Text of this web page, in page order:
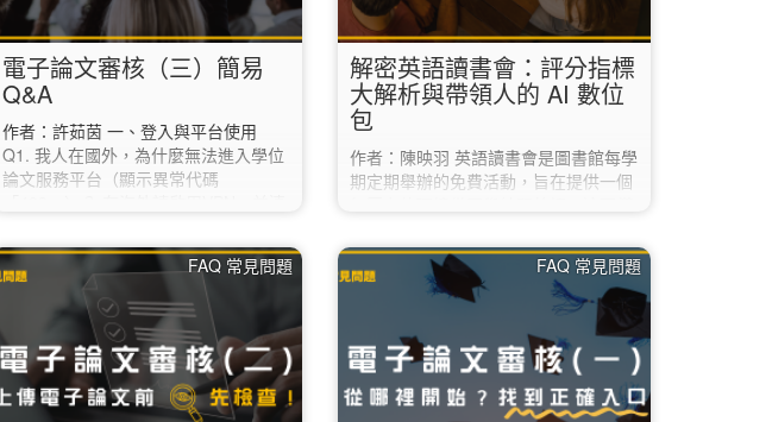
電子論文審核（三）簡易
Q&A
作者：許茹茵 一、登入與平台使用
Q1. 我人在國外，為什麼無法進入學位
論文服務平台（顯示異常代碼
台上傳論文。 Q2. 我已經進入學位論
文服務平台，但一直無法登入，怎麼
辦？ 登入時請輸入「校務行政資訊入口
網」的帳號密碼，請勿填寫圖書館讀者
專區的帳密。 如果使用校務行政資訊入
口網的帳密還是無法登入的話，請聯絡
本校資訊中心（02-7749-3737；
helpdesk@ntnu.edu.tw）。 Q3.…
解密英語讀書會：評分指標
大解析與帶領人的 AI 數位
包
作者：陳映羽 英語讀書會是圖書館每學
期定期舉辦的免費活動，旨在提供一個
人創意與團隊協作的動態舞臺。 對於第
一次接觸英語讀書會或是初次擔任帶領
人（Leader）的同學來說，除了準備教
材，該如何精準掌握活動的「核心評分
標準」？在 AI 持續進化的 2026 年，
又有哪些新工具能幫你從繁瑣的資料中
解脫，讓讀書會事半功倍？ 1. 掌握關
FAQ 常見問題 FAQ 常見問題